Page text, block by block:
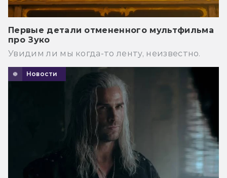
Первые детали отмененного мультфильма
про Зуко
Увидим ли мы когда-то ленту, неизвестно.
Новости